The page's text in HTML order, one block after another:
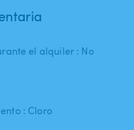
el alquiler : No
: Cloro